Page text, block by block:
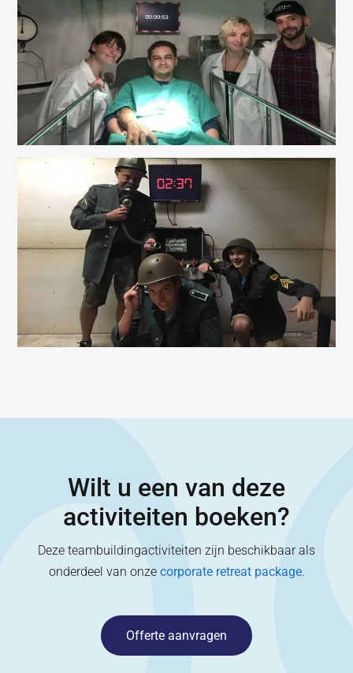
Wilt u een van deze
activiteiten boeken?
Deze teambuildingactiviteiten zijn beschikbaar als
onderdeel van onze corporate retreat package.
Offerte aanvragen